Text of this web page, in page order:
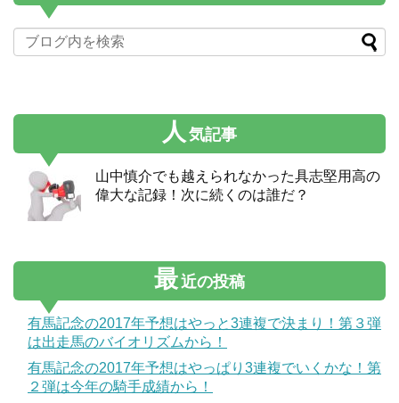
人 気記事
山中慎介でも越えられなかった具志堅用高の
偉大な記録！次に続くのは誰だ？
最近の投稿
有馬記念の2017年予想はやっと3連複で決まり！第３弾
は出走馬のバイオリズムから！
有馬記念の2017年予想はやっぱり3連複でいくかな！第
２弾は今年の騎手成績から！